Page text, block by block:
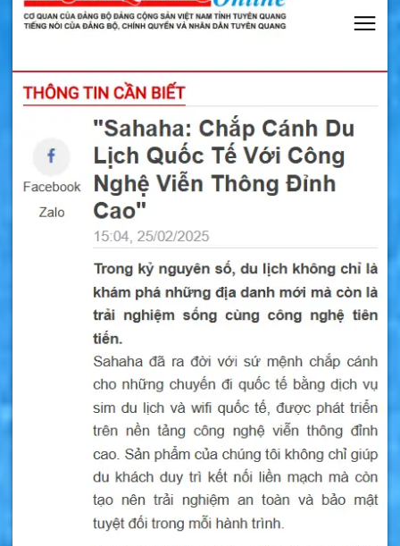
Cục Phát Wifi Huawei E5577 Chuẩn 4G
150Mbps LTE hàng xuất Châu Âu
Sim du lịch Jersey là gì ?
Sim du lịch Jersey là loại sim4G/5Gtrọn gói
không phải nạp tiền. Sim có sẵn data tốc độ
cao để vào mạng tại Jersey. Đây là sim du lịch
Jersey tốt nhất hiện nay được nhiều người
khuyên dùng.
Nếu bạn sắp đi du lịch đến Jersey thì hãy nên
mua sim 4G để thoải mái vào mạng mà không
phải đăng ký chuyển vùng quốc tế, tiết kiệm
tiền đăng ký và mua gói cước nhà mạng.